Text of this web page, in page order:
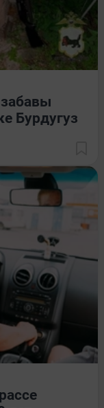
Бурдугуз